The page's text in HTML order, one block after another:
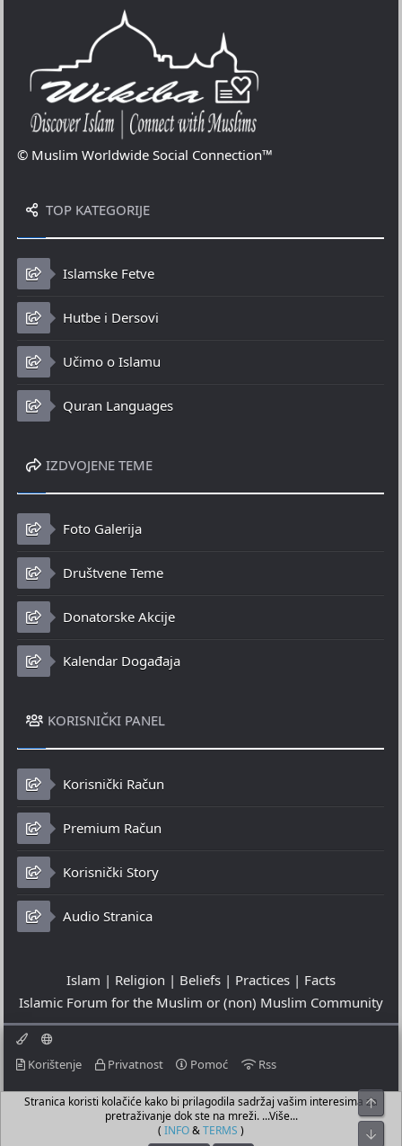
© Muslim Worldwide Social Connection™
TOP KATEGORIJE
Islamske Fetve
Hutbe i Dersovi
Učimo o Islamu
Quran Languages
IZDVOJENE TEME
Foto Galerija
Društvene Teme
Donatorske Akcije
Kalendar Događaja
KORISNIČKI PANEL
Korisnički Račun
Premium Račun
Korisnički Story
Audio Stranica
Islam | Religion | Beliefs | Practices | Facts
Islamic Forum for the Muslim or (non) Muslim Community
Korištenje Privatnost Pomoć Rss
© 2023 - 08-08-2026
© Islamic Community Platform ®
Stranica koristi kolačiće kako bi prilagodila sadržaj vašim interesima za
pretraživanje dok ste na mreži. ...Više...
( INFO&TERMS )
Top